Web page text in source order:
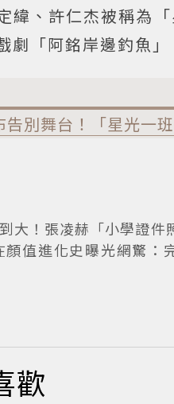
緯、許仁杰被稱為
劇「阿銘岸邊釣魚」
告別舞台！「星光一
大！張凌赫「小學證件
顏值進化史曝光網驚：
歡